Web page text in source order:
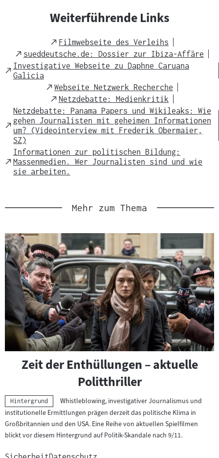
Weiterführende Links
External
Link
Filmwebseite des Verleihs
External
Link
sueddeutsche.de: Dossier zur Ibiza-Affäre
External
Link
Investigative Webseite zu Daphne Caruana
Galicia
External
Link
Webseite Netzwerk Recherche
External
Link
Netzdebatte: Medienkritik
External
Link
Netzdebatte: Panama Papers und Wikileaks: Wie
gehen Journalisten mit geheimen Informationen
um? (Videointerview mit Frederik Obermaier,
SZ)
External
Link
Informationen zur politischen Bildung:
Massenmedien. Wer Journalisten sind und wie
sie arbeiten.
Mehr zum Thema
Slider
überspringen
und
zur
nächsten
Sprungmarke
springen
Zeit der Enthüllungen – aktuelle
Politthriller
Kategorie:
Hintergrund
Whistleblowing, investigativer Journalismus und
institutionelle Ermittlungen prägen derzeit das politische Klima in
Großbritannien und den USA. Eine Reihe von aktuellen Spielfilmen
blickt vor diesem Hintergrund auf Politik-Skandale nach 9/11.